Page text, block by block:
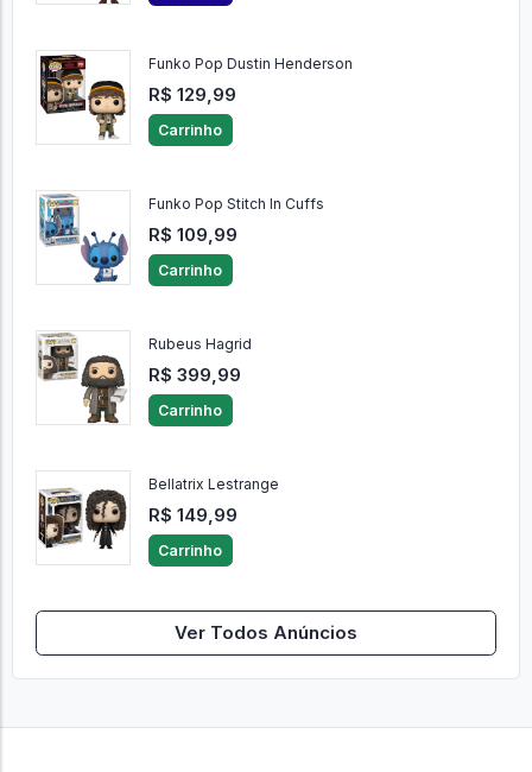
Funko Pop Dustin Henderson
R$ 129,99
Carrinho
Funko Pop Stitch In Cuffs
R$ 109,99
Carrinho
Rubeus Hagrid
R$ 399,99
Carrinho
Bellatrix Lestrange
R$ 149,99
Carrinho
Ver Todos Anúncios